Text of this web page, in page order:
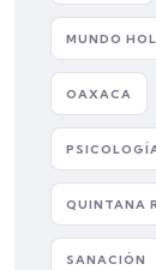
MUNDO
OAXACA
QUINTANA
SANACIÓN